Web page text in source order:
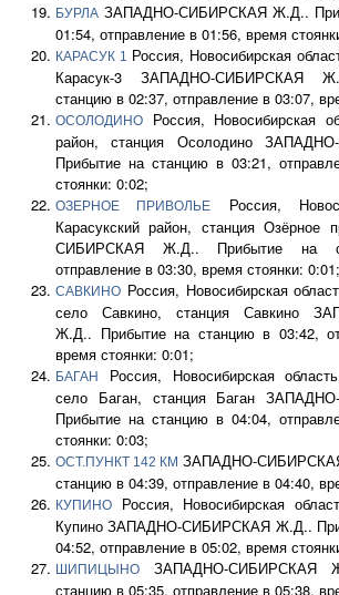
БУРЛА ЗАПАДНО-СИБИРСКАЯ Ж.Д..
01:54, отправление в 01:56, время
КАРАСУК 1 Россия, Новосибирская
Карасук-3 ЗАПАДНО-СИБИРСКАЯ
станцию в 02:37, отправление в 03:07,
ОСОЛОДИНО
Россия, Новосибирская
район, станция Осолодино
Прибытие на станцию в 03:21,
стоянки: 0:02;
ОЗЕРНОЕ ПРИВОЛЬЕ
Россия,
Карасукский район, станция
СИБИРСКАЯ Ж.Д.. Прибытие на
отправление в 03:30, время стоянки: 0:01;
САВКИНО Россия, Новосибирская
село Савкино, станция Савкино
Ж.Д.. Прибытие на станцию в 03:42,
время стоянки: 0:01;
БАГАН
Россия, Новосибирская
село Баган, станция Баган
Прибытие на станцию в 04:04,
стоянки: 0:03;
ОСТ.ПУНКТ 142 КМ ЗАПАДНО-
станцию в 04:39, отправление в 04:40,
КУПИНО
Россия, Новосибирская
Купино ЗАПАДНО-СИБИРСКАЯ Ж.Д..
04:52, отправление в 05:02, время
ШИПИЦЫНО
ЗАПАДНО-СИБИРСКАЯ
станцию в 05:35, отправление в 05:38,